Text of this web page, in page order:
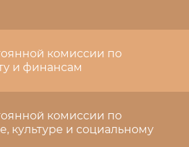
комиссии по
и финансам
комиссии по
культуре и социальному